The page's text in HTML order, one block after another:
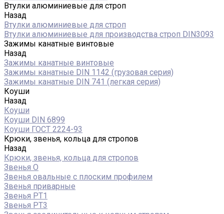
Втулки алюминиевые для строп
Назад
Втулки алюминиевые для строп
Втулки алюминиевые для производства строп DIN3093
Зажимы канатные винтовые
Назад
Зажимы канатные винтовые
Зажимы канатные DIN 1142 (грузовая серия)
Зажимы канатные DIN 741 (легкая серия)
Коуши
Назад
Коуши
Коуши DIN 6899
Коуши ГОСТ 2224-93
Крюки, звенья, кольца для стропов
Назад
Крюки, звенья, кольца для стропов
Звенья О
Звенья овальные с плоским профилем
Звенья приварные
Звенья РТ1
Звенья РТ3